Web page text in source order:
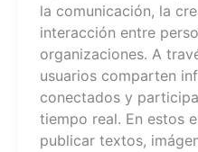
la comunicación, la
interacción entre
organizaciones. A
usuarios comparten
conectados y
tiempo real. En estos
publicar textos,